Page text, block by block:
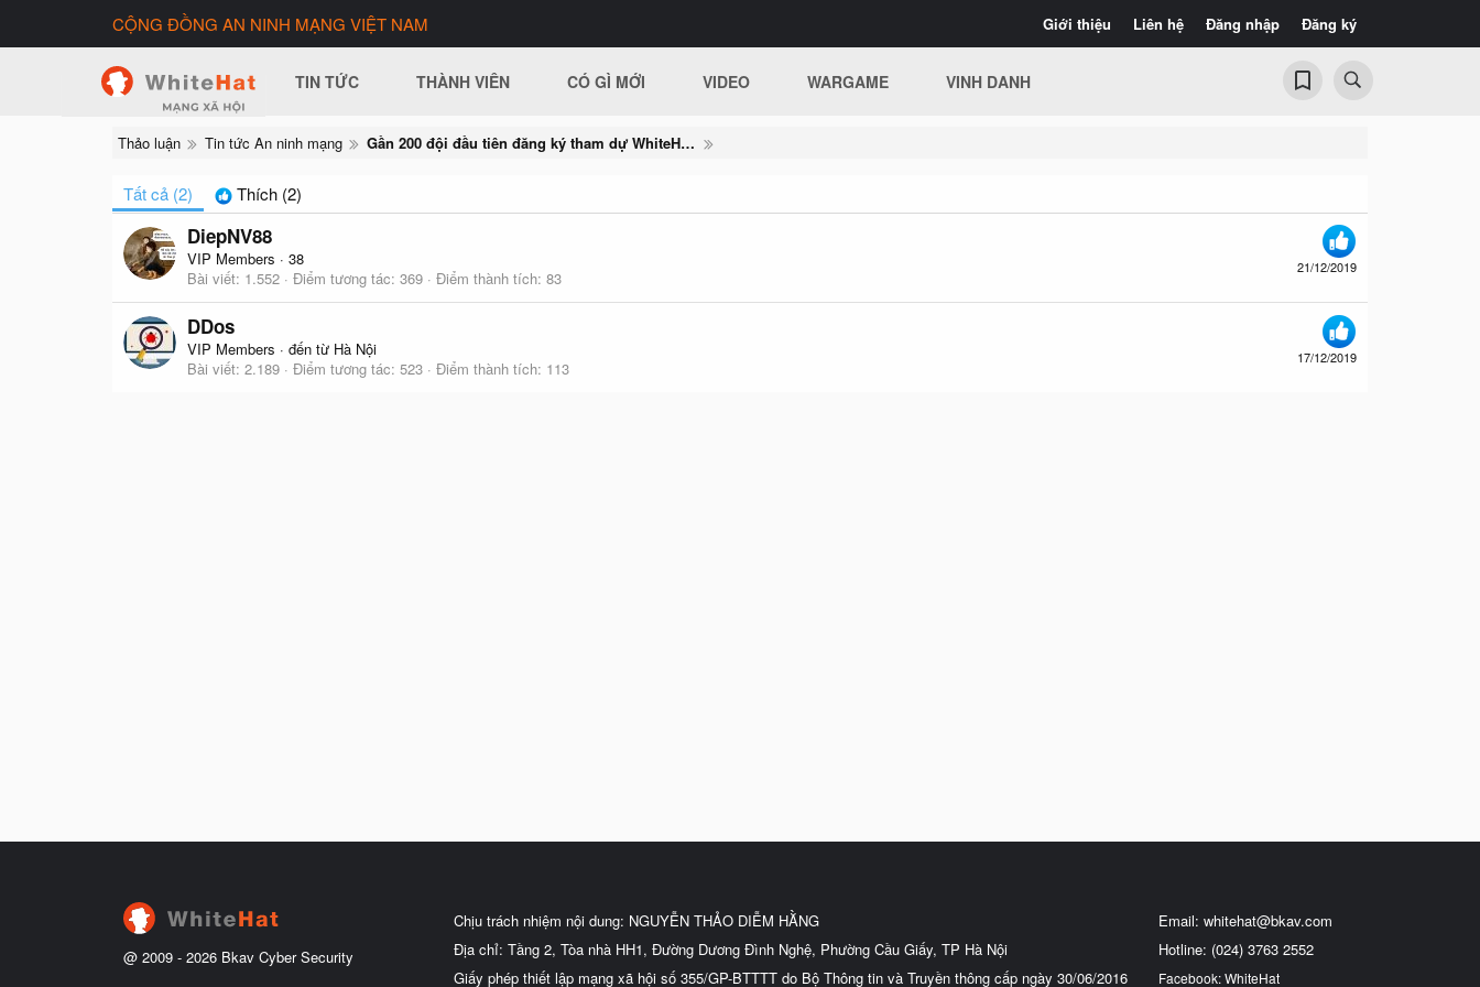
Giới thiệu Liên hệ Đăng nhập Đăng ký
CỘNG ĐỒNG AN NINH MẠNG VIỆT NAM
TIN TỨC THÀNH VIÊN CÓ GÌ MỚI VIDEO WARGAME VINH DANH
Thảo luận Tin tức An ninh mạng Gần 200 đội đầu tiên đăng ký tham dự WhiteHat Grand Prix 06
Tất cả (2) Thích (2)
21/12/2019
DiepNV88
VIP Members · 38
Bài viết 1.552 Điểm tương tác 369 Điểm thành tích 83
17/12/2019
DDos
VIP Members · đến từ Hà Nội
Bài viết 2.189 Điểm tương tác 523 Điểm thành tích 113
@ 2009 - 2026 Bkav Cyber Security
Chịu trách nhiệm nội dung: NGUYỄN THẢO DIỄM HẰNG
Địa chỉ: Tầng 2, Tòa nhà HH1, Đường Dương Đình Nghệ, Phường Cầu Giấy, TP Hà Nội
Giấy phép thiết lập mạng xã hội số 355/GP-BTTTT do Bộ Thông tin và Truyền thông cấp ngày 30/06/2016
Email: whitehat@bkav.com
Hotline: (024) 3763 2552
Facebook: WhiteHat